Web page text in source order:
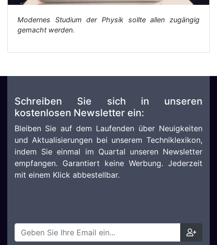
Modernes Studium der Physik sollte allen zugängig
gemacht werden.
Schreiben Sie sich in unseren
kostenlosen Newsletter ein:
Bleiben Sie auf dem Laufenden über Neuigkeiten
und Aktualisierungen bei unserem Techniklexikon,
indem Sie einmal im Quartal unseren Newsletter
empfangen. Garantiert keine Werbung. Jederzeit
mit einem Klick abbestellbar.